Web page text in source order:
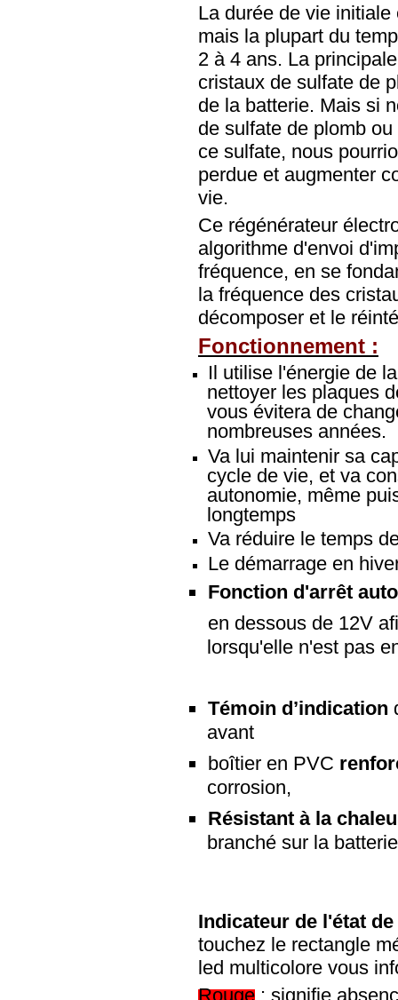
La durée de vie
mais la plupart du
2 à 4 ans. La
cristaux de sulfate de
de la batterie. Mais si
de sulfate de plomb
ce sulfate, nous
perdue et augmenter
vie.
Ce régénérateur
algorithme d'envoi
fréquence, en se
la fréquence des
décomposer et le
Fonctionnement :
Il utilise l'énergie de
nettoyer les plaques
vous évitera de
nombreuses années.
Va lui maintenir sa
cycle de vie, et va
autonomie, même
longtemps
Va réduire le temps
Le démarrage en
Fonction d'arrêt
en dessous de 12V
lorsqu'elle n'est pas
Témoin d’indication
avant
boîtier en PVC
corrosion,
Résistant à la
branché sur la
Indicateur de l'état
touchez le rectangle
led multicolore vous
Rouge : signifie